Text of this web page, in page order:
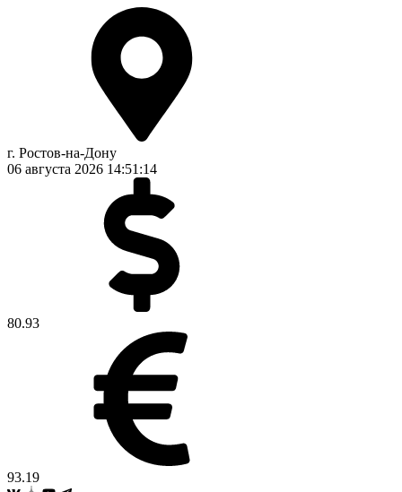
г. Ростов-на-Дону
06 августа 2026 14:51:14
80.93
93.19